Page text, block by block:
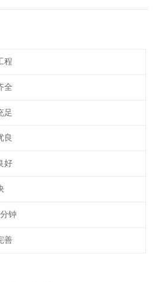
程
全
足
良
好
钟
善